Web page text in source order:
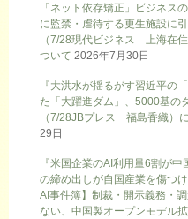
「ネット依存矯正」ビジネス
に監禁・虐待する更生施設に引
（7/28現代ビジネス 上海在
ついて 2026年7月30日
『大洪水が揺るがす習近平の
た「大躍進ダム」、5000基の
（7/28JBプレス 福島香織）
29日
『米国企業のAI利用量6割が
の締め出しが自国産業を傷
AI事件簿】制裁・開示義務・
ない、中国製オープンモデル